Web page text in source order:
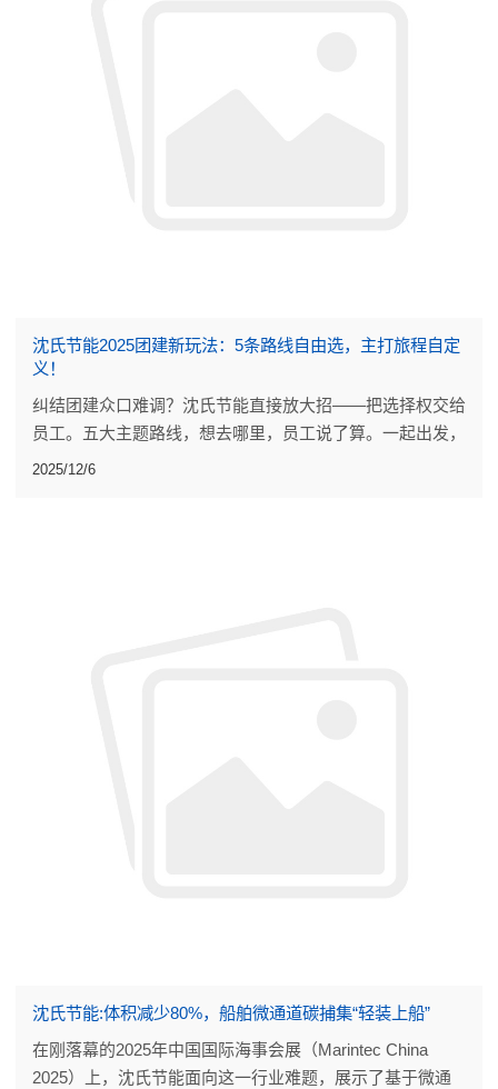
沈氏节能2025团建新玩法：5条路线自由选，主打旅程自定
义！
纠结团建众口难调？沈氏节能直接放大招——把选择权交给
员工。五大主题路线，想去哪里，员工说了算。一起出发，
奔赴向往的风景。
2025/12/6
沈氏节能:体积减少80%，船舶微通道碳捕集“轻装上船”
在刚落幕的2025年中国国际海事会展（Marintec China
2025）上，沈氏节能面向这一行业难题，展示了基于微通